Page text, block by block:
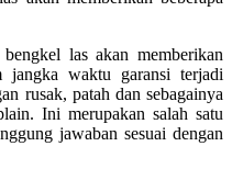
las akan memberikan
jangka waktu garansi terjadi
rusak, patah dan sebagainya
Ini merupakan salah satu
jawaban sesuai dengan